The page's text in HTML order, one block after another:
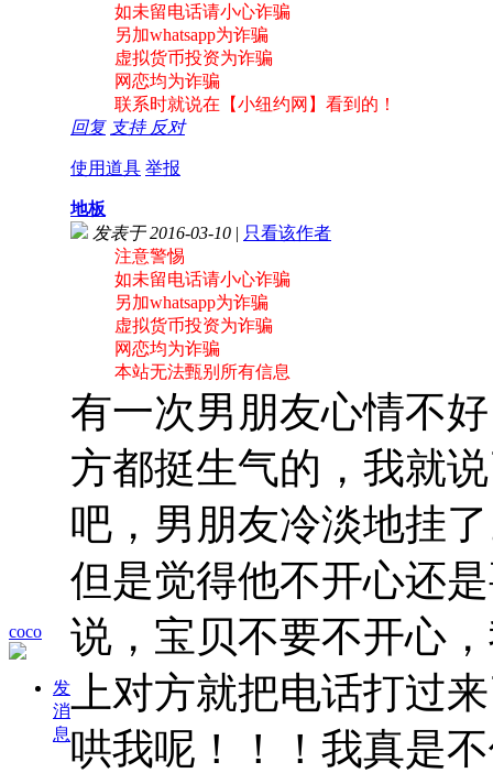
如未留电话请小心诈骗
另加whatsapp为诈骗
虚拟货币投资为诈骗
网恋均为诈骗
联系时就说在【小纽约网】看到的！
回复 支持 反对
使用道具 举报
coco
发
消
息
地板
发表于 2016-03-10 | 只看该作者
注意警惕
如未留电话请小心诈骗
另加whatsapp为诈骗
虚拟货币投资为诈骗
网恋均为诈骗
本站无法甄别所有信息
有一次男朋友心情不
方都挺生气的，我就
吧，男朋友冷淡地挂
但是觉得他不开心还
说，宝贝不要不开心
上对方就把电话打过
哄我呢！！！我真是